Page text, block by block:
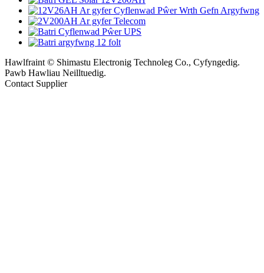
Hawlfraint © Shimastu Electronig Technoleg Co., Cyfyngedig.
Pawb Hawliau Neilltuedig.
Contact Supplier